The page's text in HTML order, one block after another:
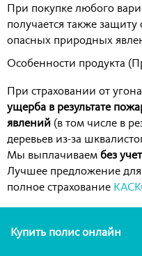
При покупке любого
получается также защиту
опасных природных
Особенности продукта
При страховании от
ущерба в результате
явлений (в том числе в
деревьев из-за
Мы выплачиваем без
Лучшее предложение для
полное страхование
Купить полис онлайн